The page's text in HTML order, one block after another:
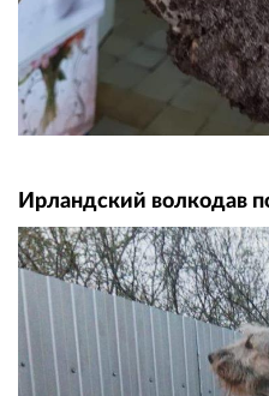
Ирландский волкодав